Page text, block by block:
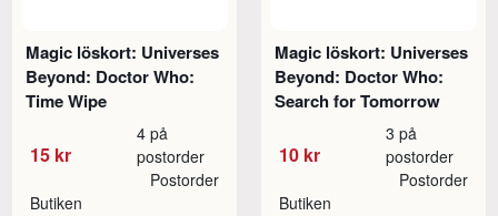
Magic löskort: Universes
Beyond: Doctor Who:
Time Wipe
15 kr
4 på
postorder
Butiken
Postorder
Magic löskort: Universes
Beyond: Doctor Who:
Search for Tomorrow
10 kr
3 på
postorder
Butiken
Postorder